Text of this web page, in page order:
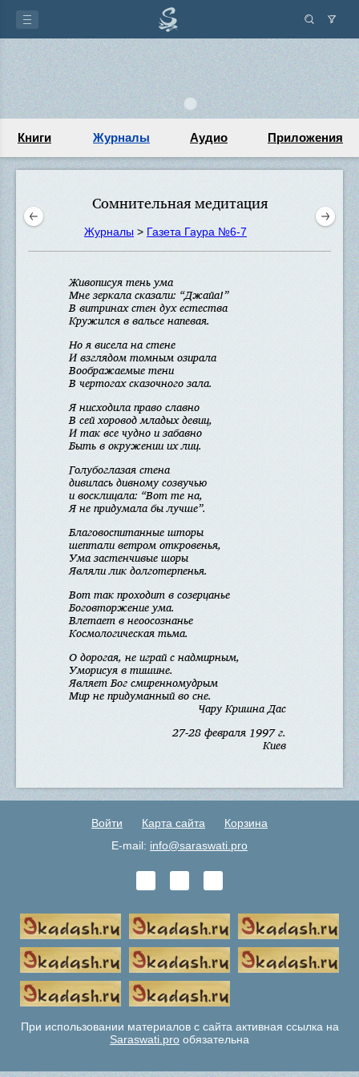
Книги Журналы Аудио Приложения
Сомнительная медитация
Журналы > Газета Гаура №6-7
Живописуя тень ума
Мне зеркала сказали: “Джайа!”
В витринах стен дух естества
Кружился в вальсе напевая.
Но я висела на стене
И взглядом томным озирала
Воображаемые тени
В чертогах сказочного зала.
Я нисходила право славно
В сей хоровод младых девиц,
И так все чудно и забавно
Быть в окружении их лиц.
Голубоглазая стена
дивилась дивному созвучью
и восклицала: “Вот те на,
Я не придумала бы лучше”.
Благовоспитанные шторы
шептали ветром откровенья,
Ума застенчивые шоры
Являли лик долготерпенья.
Вот так проходит в созерцанье
Боговторжение ума.
Влетает в неоосознанье
Космологическая тьма.
О дорогая, не играй с надмирным,
Уморисуя в тишине.
Являет Бог смиренномудрым
Мир не придуманный во сне.
Чару Кришна Дас
27-28 февраля 1997 г.
Киев
Войти Карта сайта
Корзина
E-mail: info@saraswati.pro
При использовании материалов с сайта активная ссылка на
Saraswati.pro обязательна